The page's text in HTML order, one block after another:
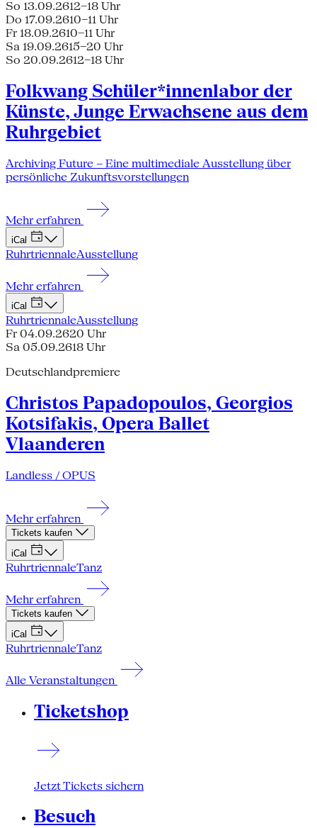
So 13.09.2612–18 Uhr
Do 17.09.2610–11 Uhr
Fr 18.09.2610–11 Uhr
Sa 19.09.2615–20 Uhr
So 20.09.2612–18 Uhr
Folkwang Schüler*innenlabor der
Künste, Junge Erwachsene aus dem
Ruhrgebiet
Archiving Future – Eine multimediale Ausstellung über
persönliche Zukunftsvorstellungen
Mehr erfahren
iCal
RuhrtriennaleAusstellung
Mehr erfahren
iCal
RuhrtriennaleAusstellung
Fr 04.09.2620 Uhr
Sa 05.09.2618 Uhr
Deutschlandpremiere
Christos Papadopoulos, Georgios
Kotsifakis, Opera Ballet
Vlaanderen
Landless / OPUS
Mehr erfahren
Tickets kaufen
iCal
RuhrtriennaleTanz
Mehr erfahren
Tickets kaufen
iCal
RuhrtriennaleTanz
Alle Veranstaltungen
Ticketshop
Jetzt Tickets sichern
Besuch